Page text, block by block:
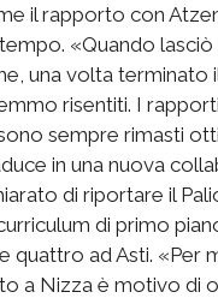
il rapporto con
«Quando lasciò
una volta terminato
risentiti. I
sempre rimasti
in una nuova
di riportare il
di primo
quattro ad Asti. «Per
a Nizza è motivo di